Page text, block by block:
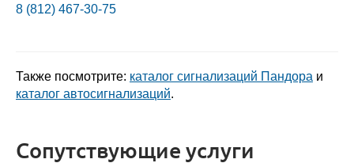
8 (812) 467-30-75
Также посмотрите: каталог сигнализаций Пандора и
каталог автосигнализаций.
Сопутствующие услуги